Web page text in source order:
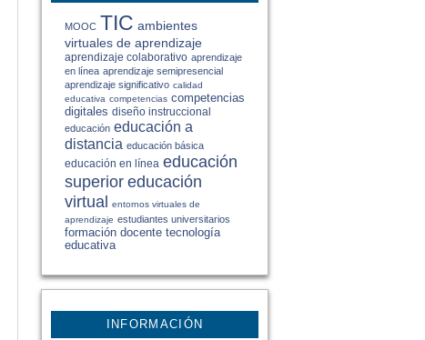
MOOC TIC ambientes
virtuales de aprendizaje
aprendizaje colaborativo aprendizaje
en línea aprendizaje semipresencial
aprendizaje significativo calidad
educativa competencias competencias
digitales diseño instruccional
educación educación a
distancia educación básica
educación en línea educación
superior educación
virtual entornos virtuales de
aprendizaje estudiantes universitarios
formación docente tecnología
educativa
INFORMACIÓN